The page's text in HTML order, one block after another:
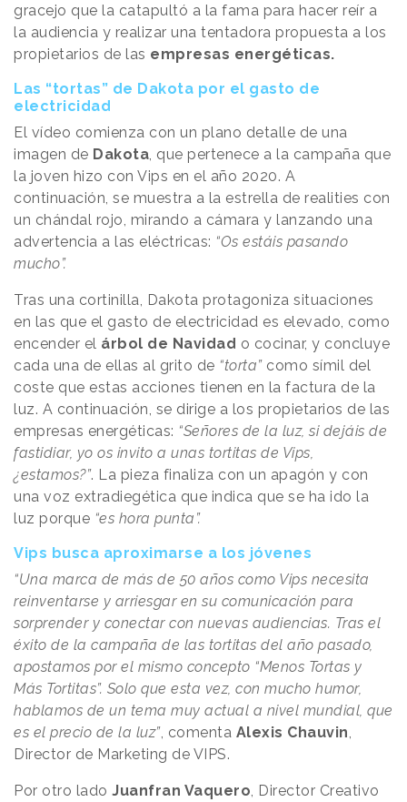
gracejo que la catapultó a la fama para hacer reír a
la audiencia y realizar una tentadora propuesta a los
propietarios de las empresas energéticas.
Las “tortas” de Dakota por el gasto de
electricidad
El vídeo comienza con un plano detalle de una
imagen de Dakota, que pertenece a la campaña que
la joven hizo con Vips en el año 2020. A
continuación, se muestra a la estrella de realities con
un chándal rojo, mirando a cámara y lanzando una
advertencia a las eléctricas: “Os estáis pasando
mucho”.
Tras una cortinilla, Dakota protagoniza situaciones
en las que el gasto de electricidad es elevado, como
encender el árbol de Navidad o cocinar, y concluye
cada una de ellas al grito de “torta”como símil del
coste que estas acciones tienen en la factura de la
luz. A continuación, se dirige a los propietarios de las
empresas energéticas: “Señores de la luz, si dejáis de
fastidiar, yo os invito a unas tortitas de Vips,
¿estamos?”. La pieza finaliza con un apagón y con
una voz extradiegética que indica que se ha ido la
luz porque “es hora punta”.
Vips busca aproximarse a los jóvenes
“Una marca de más de 50 años como Vips necesita
reinventarse y arriesgar en su comunicación para
sorprender y conectar con nuevas audiencias. Tras el
éxito de la campaña de las tortitas del año pasado,
apostamos por el mismo concepto “Menos Tortas y
Más Tortitas”. Solo que esta vez, con mucho humor,
hablamos de un tema muy actual a nivel mundial, que
es el precio de la luz”, comenta Alexis Chauvin,
Director de Marketing de VIPS.
Por otro lado Juanfran Vaquero, Director Creativo